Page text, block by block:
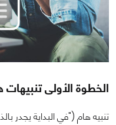
الخطوة الأولى تنبيهات
تنبيه هام ("في البداية يجدر